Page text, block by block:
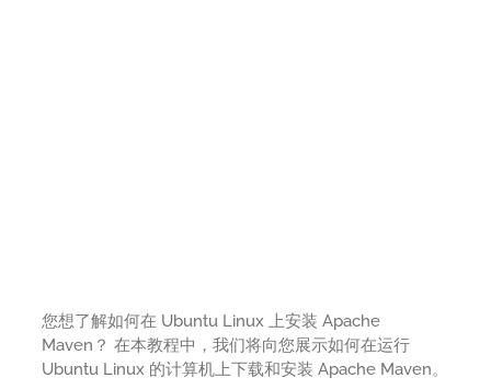
您想了解如何在 Ubuntu Linux 上安装 Apache
Maven？ 在本教程中，我们将向您展示如何在运行
Ubuntu Linux 的计算机上下载和安装 Apache Maven。